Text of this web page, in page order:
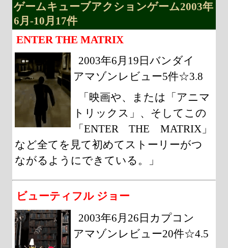
ゲームキューブアクションゲーム2003年
6月-10月17件
ENTER THE MATRIX
2003年6月19日バンダイ
アマゾンレビュー5件☆3.8
「映画や、または「アニマ
トリックス」、そしてこの
「ENTER THE MATRIX」
など全てを見て初めてストーリーがつ
ながるようにできている。」
ビューティフル ジョー
2003年6月26日カプコン
アマゾンレビュー20件☆4.5